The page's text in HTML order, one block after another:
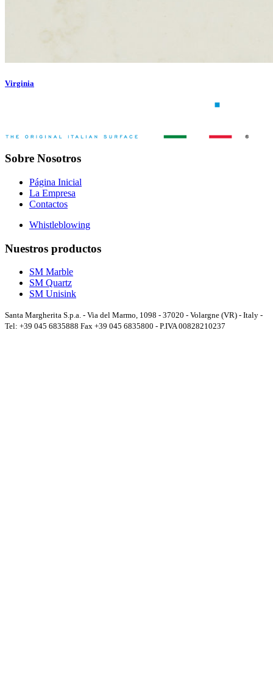
Virginia
Sobre Nosotros
Página Inicial
La Empresa
Contactos
Whistleblowing
Nuestros productos
SM Marble
SM Quartz
SM Unisink
Santa Margherita S.p.a. - Via del Marmo, 1098 - 37020 - Volargne (VR) - Italy -
Tel: +39 045 6835888 Fax +39 045 6835800 - P.IVA 00828210237